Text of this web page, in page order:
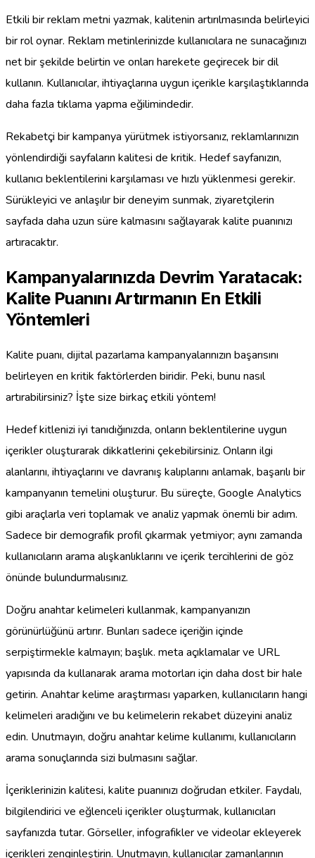
Etkili bir reklam metni yazmak, kalitenin artırılmasında belirleyici
bir rol oynar. Reklam metinlerinizde kullanıcılara ne sunacağınızı
net bir şekilde belirtin ve onları harekete geçirecek bir dil
kullanın. Kullanıcılar, ihtiyaçlarına uygun içerikle karşılaştıklarında
daha fazla tıklama yapma eğilimindedir.
Rekabetçi bir kampanya yürütmek istiyorsanız, reklamlarınızın
yönlendirdiği sayfaların kalitesi de kritik. Hedef sayfanızın,
kullanıcı beklentilerini karşılaması ve hızlı yüklenmesi gerekir.
Sürükleyici ve anlaşılır bir deneyim sunmak, ziyaretçilerin
sayfada daha uzun süre kalmasını sağlayarak kalite puanınızı
artıracaktır.
Kampanyalarınızda Devrim Yaratacak:
Kalite Puanını Artırmanın En Etkili
Yöntemleri
Kalite puanı, dijital pazarlama kampanyalarınızın başarısını
belirleyen en kritik faktörlerden biridir. Peki, bunu nasıl
artırabilirsiniz? İşte size birkaç etkili yöntem!
Hedef kitlenizi iyi tanıdığınızda, onların beklentilerine uygun
içerikler oluşturarak dikkatlerini çekebilirsiniz. Onların ilgi
alanlarını, ihtiyaçlarını ve davranış kalıplarını anlamak, başarılı bir
kampanyanın temelini oluşturur. Bu süreçte, Google Analytics
gibi araçlarla veri toplamak ve analiz yapmak önemli bir adım.
Sadece bir demografik profil çıkarmak yetmiyor; aynı zamanda
kullanıcıların arama alışkanlıklarını ve içerik tercihlerini de göz
önünde bulundurmalısınız.
Doğru anahtar kelimeleri kullanmak, kampanyanızın
görünürlüğünü artırır. Bunları sadece içeriğin içinde
serpiştirmekle kalmayın; başlık. meta açıklamalar ve URL
yapısında da kullanarak arama motorları için daha dost bir hale
getirin. Anahtar kelime araştırması yaparken, kullanıcıların hangi
kelimeleri aradığını ve bu kelimelerin rekabet düzeyini analiz
edin. Unutmayın, doğru anahtar kelime kullanımı, kullanıcıların
arama sonuçlarında sizi bulmasını sağlar.
İçeriklerinizin kalitesi, kalite puanınızı doğrudan etkiler. Faydalı,
bilgilendirici ve eğlenceli içerikler oluşturmak, kullanıcıları
sayfanızda tutar. Görseller, infografikler ve videolar ekleyerek
içerikleri zenginleştirin. Unutmayın, kullanıcılar zamanlarının